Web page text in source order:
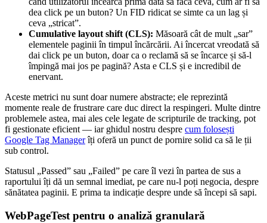
dea click pe un buton? Un FID ridicat se simte ca un lag și
ceva „stricat”.
Cumulative layout shift (CLS): Măsoară cât de mult „sar”
elementele paginii în timpul încărcării. Ai încercat vreodată să
dai click pe un buton, doar ca o reclamă să se încarce și să-l
împingă mai jos pe pagină? Asta e CLS și e incredibil de
enervant.
Aceste metrici nu sunt doar numere abstracte; ele reprezintă
momente reale de frustrare care duc direct la respingeri. Multe dintre
problemele astea, mai ales cele legate de scripturile de tracking, pot
fi gestionate eficient — iar ghidul nostru despre cum folosești
Google Tag Managerîți oferă un punct de pornire solid ca să le ții
sub control.
Statusul „Passed” sau „Failed” pe care îl vezi în partea de sus a
raportului îți dă un semnal imediat, pe care nu-l poți negocia, despre
sănătatea paginii. E prima ta indicație despre unde să începi să sapi.
WebPageTest pentru o analiză granulară